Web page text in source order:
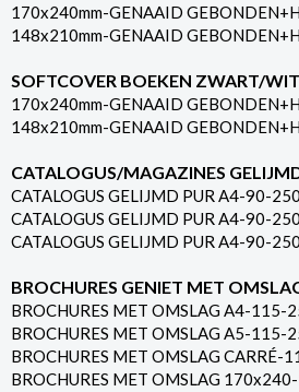
170x240mm-GENAAID
148x210mm-GENAAID
SOFTCOVER BOEKEN ZWART/WIT
170x240mm-GENAAID
148x210mm-GENAAID
CATALOGUS/MAGAZINES
CATALOGUS GELIJMD PUR A4-90-
CATALOGUS GELIJMD PUR A4-90-
CATALOGUS GELIJMD PUR A4-90-
BROCHURES GENIET MET
BROCHURES MET OMSLAG A4-115-
BROCHURES MET OMSLAG A5-115-
BROCHURES MET OMSLAG CARRÉ-
BROCHURES MET OMSLAG